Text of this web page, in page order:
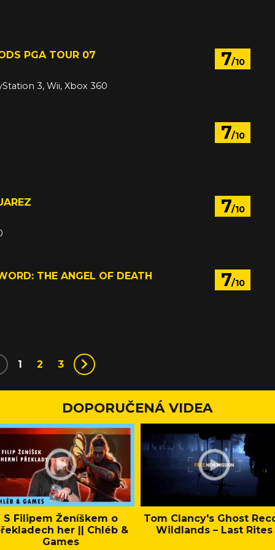
7/10
PGA TOUR 07
3, Wii, Xbox 360
7/10
7/10
7/10
THE ANGEL OF DEATH
1 2 3
DOPORUČENÁ VIDEA
S Filipem Ženíškem o
her || Chléb &
Games
Tom Clancy's Ghost
Wildlands – Last Rites